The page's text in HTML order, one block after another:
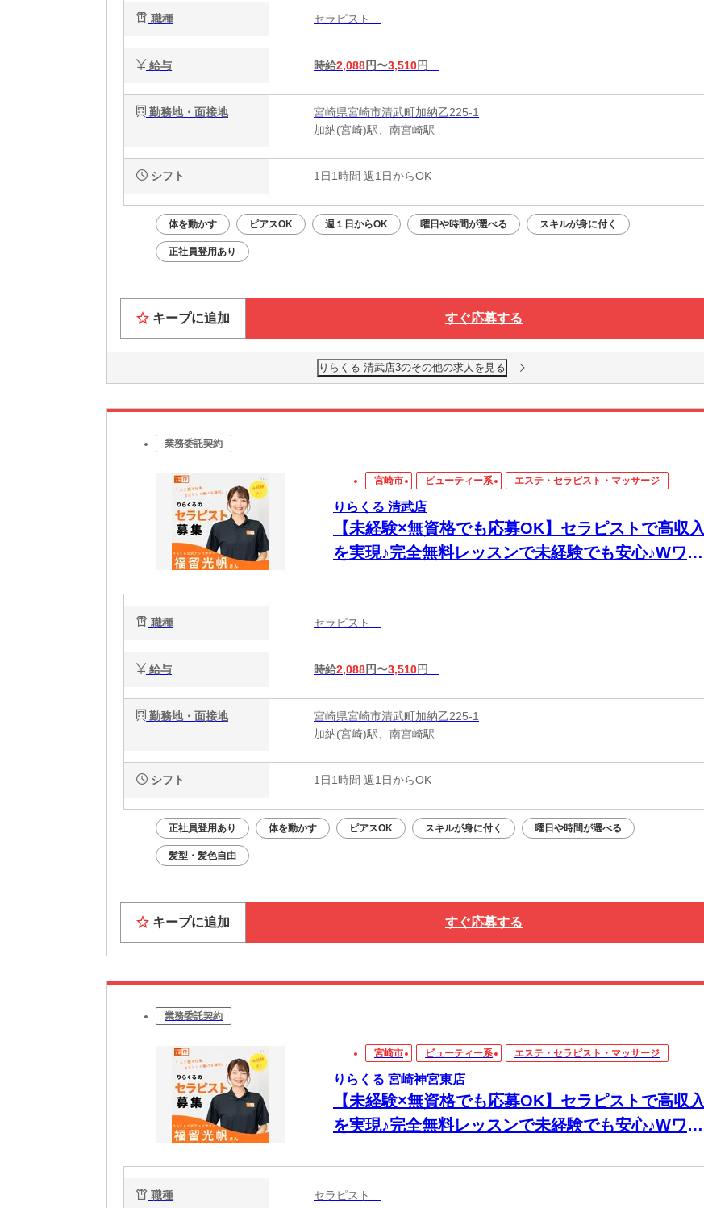
職種 セラピスト
給与 時給2,088円〜3,510円
勤務地・面接地
宮崎県宮崎市清武町加納乙225-1
加納(宮崎)駅、南宮崎駅
シフト 1日1時間 週1日からOK
体を動かす ピアスOK 週１日からOK 曜日や時間が選べる スキルが身に付く
正社員登用あり
キープに追加 すぐ応募する
りらくる 清武店3のその他の求人を見る
業務委託契約
宮崎市 ビューティー系 エステ・セラピスト・マッサージ
りらくる 清武店
【未経験×無資格でも応募OK】セラピストで高収入
を実現♪完全無料レッスンで未経験でも安心♪Wワー
職種 セラピスト
給与 時給2,088円〜3,510円
勤務地・面接地
宮崎県宮崎市清武町加納乙225-1
加納(宮崎)駅、南宮崎駅
シフト 1日1時間 週1日からOK
正社員登用あり 体を動かす ピアスOK スキルが身に付く 曜日や時間が選べる
髪型・髪色自由
キープに追加 すぐ応募する
業務委託契約
宮崎市 ビューティー系 エステ・セラピスト・マッサージ
りらくる 宮崎神宮東店
【未経験×無資格でも応募OK】セラピストで高収入
を実現♪完全無料レッスンで未経験でも安心♪Wワー
職種 セラピスト